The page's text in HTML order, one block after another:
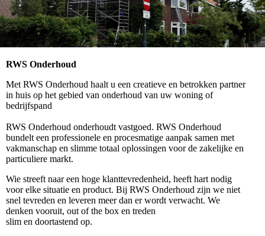
RWS Onderhoud
Met RWS Onderhoud haalt u een creatieve en betrokken partner
in huis op het gebied van onderhoud van uw woning of
bedrijfspand
RWS Onderhoud onderhoudt vastgoed. RWS Onderhoud
bundelt een professionele en procesmatige aanpak samen met
vakmanschap en slimme totaal oplossingen voor de zakelijke en
particuliere markt.
Wie streeft naar een hoge klanttevredenheid, heeft hart nodig
voor elke situatie en product. Bij RWS Onderhoud zijn we niet
snel tevreden en leveren meer dan er wordt verwacht. We
denken vooruit, out of the box en treden
slim en doortastend op.